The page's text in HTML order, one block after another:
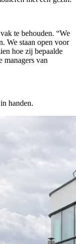
te behouden. “We
We staan open voor
hoe zij bepaalde
managers van